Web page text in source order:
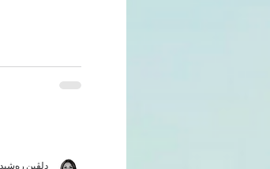
دلڤین ره‌شید